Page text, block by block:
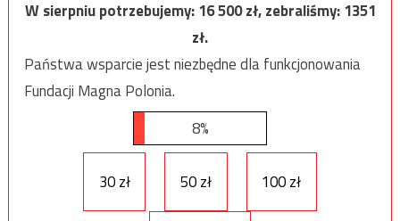
W sierpniu potrzebujemy:16 500zł, zebraliśmy:1351
zł.
Państwa wsparcie jest niezbędne dla funkcjonowania
Fundacji Magna Polonia.
8%
30 zł 50 zł 100 zł